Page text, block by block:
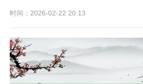
时间：2026-02-22 20:13